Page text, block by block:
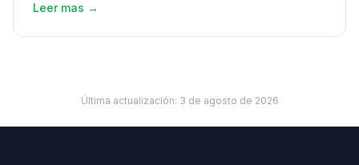
Leer mas →
Última actualización: 3 de agosto de 2026